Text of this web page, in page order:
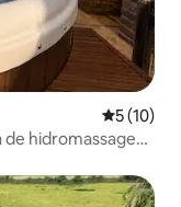
5 de uma
5 (10)
de hidromassagem